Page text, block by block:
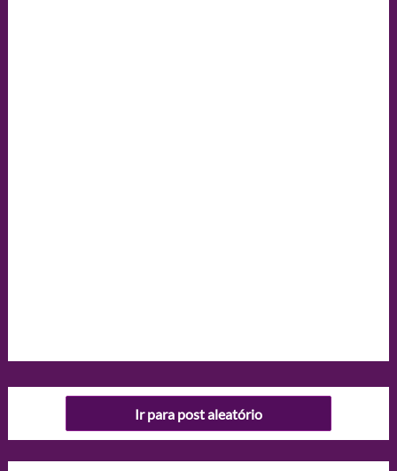
Ir para post aleatório